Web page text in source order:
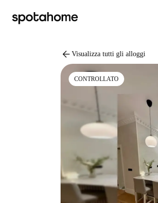
arrow_back Visualizza tutti gli alloggi
CONTROLLATO